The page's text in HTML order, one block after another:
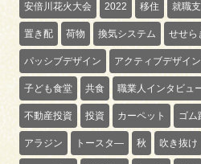
安倍川花火大会 2022 移住 就職
置き配 荷物 換気システム せせら
パッシブデザイン アクティブデザイン
子ども食堂 共食 職業人インタビュ
不動産投資 投資 カーペット ゴム
アラジン トースタ― 秋 吹き抜け